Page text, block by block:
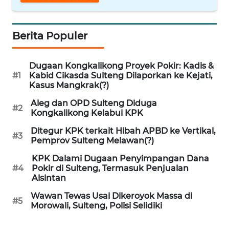
Berita Populer
#1
Dugaan Kongkalikong Proyek Pokir: Kadis &
Kabid Cikasda Sulteng Dilaporkan ke Kejati,
Kasus Mangkrak(?)
#2
Aleg dan OPD Sulteng Diduga
Kongkalikong Kelabui KPK
#3
Ditegur KPK terkait Hibah APBD ke Vertikal,
Pemprov Sulteng Melawan(?)
#4
KPK Dalami Dugaan Penyimpangan Dana
Pokir di Sulteng, Termasuk Penjualan
Alsintan
#5
Wawan Tewas Usai Dikeroyok Massa di
Morowali, Sulteng, Polisi Selidiki
PRIANGAN
TIMUR
WN
SEMARANG
WN
SOLO
WN
BOROBUDUR
WN
MADURA